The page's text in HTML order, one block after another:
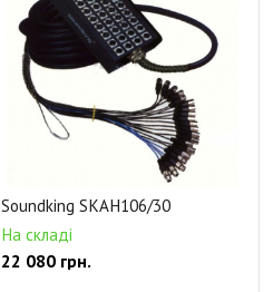
Soundking SKAH106/30
На складі
22 080грн.